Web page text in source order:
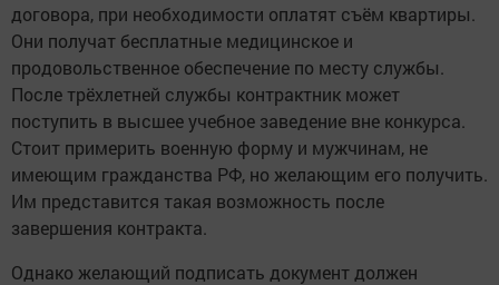
договора, при необходимости оплатят съём квартиры.
Они получат бесплатные медицинское и
продовольственное обеспечение по месту службы.
После трёхлетней службы контрактник может
поступить в высшее учебное заведение вне конкурса.
Стоит примерить военную форму и мужчинам, не
имеющим гражданства РФ, но желающим его получить.
Им представится такая возможность после
завершения контракта.
Однако желающий подписать документ должен